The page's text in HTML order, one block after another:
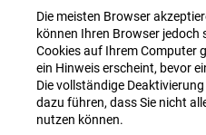
Die meisten Browser
können Ihren Browser jedoch
Cookies auf Ihrem Computer
ein Hinweis erscheint, bevor
Die vollständige
dazu führen, dass Sie nicht
nutzen können.